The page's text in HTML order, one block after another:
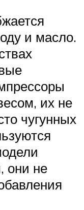
и масло.
их не
чугунных
они не